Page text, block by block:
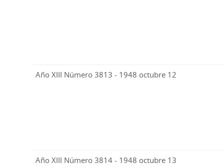
Año XIII Número 3813 - 1948 octubre 12
Año XIII Número 3814 - 1948 octubre 13